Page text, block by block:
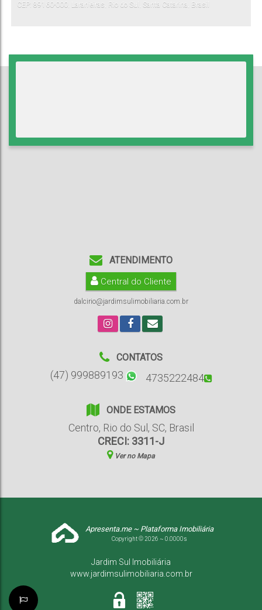
CEP: 89160-000 Laranjeiras Rio do Sul Santa Catarina Brasil
ATENDIMENTO
Central do Cliente
dalcirio@jardimsulimobiliaria.com.br
CONTATOS
(47) 999889193 4735222484
ONDE ESTAMOS
Centro, Rio do Sul , SC, Brasil
CRECI: 3311-J
Ver no Mapa
Apresenta.me ~ Plataforma Imobiliária
Copyright © 2026 ~ 0.0000s
Jardim Sul Imobiliária
www.jardimsulimobiliaria.com.br